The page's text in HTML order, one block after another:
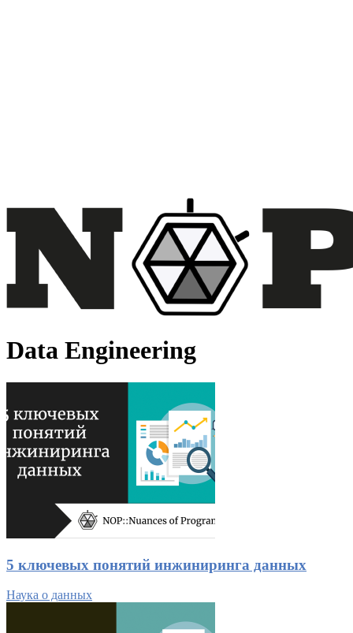
Data Engineering
5 ключевых понятий инжиниринга данных
Наука о данных